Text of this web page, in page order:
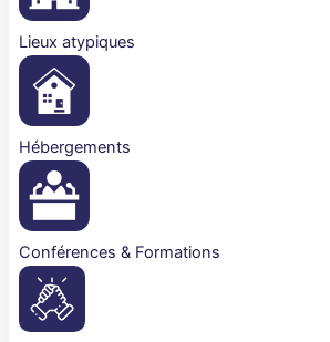
Lieux atypiques
Hébergements
Conférences & Formations